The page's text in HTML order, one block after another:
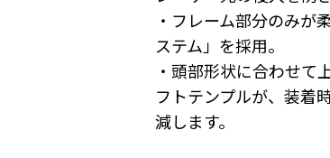
・フレーム部分のみが
ステム」を採用。
・頭部形状に合わせて
フトテンプルが、装着
減します。